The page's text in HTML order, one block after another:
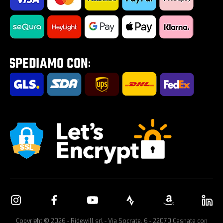
Impostazione Cookies
Road Zone | Tutto per la strada
Saldi estivi 2026
Portabici per auto
Copyright © 2026 - Ridewill srl - Via Socrate, 6 - 22070 Casnate con